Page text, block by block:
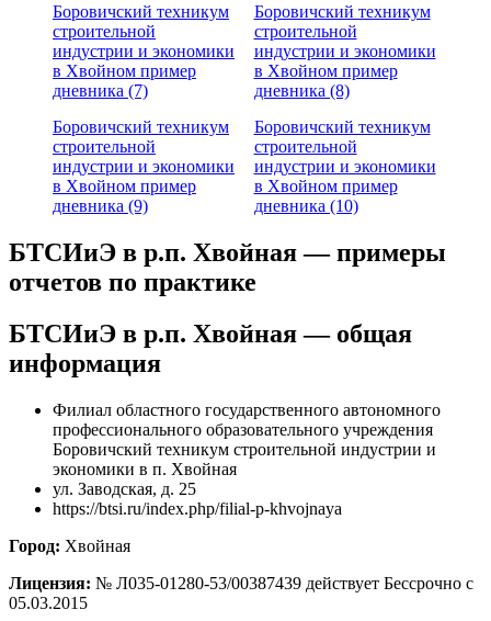
Боровичский техникум
строительной
индустрии и экономики
в Хвойном пример
дневника (7)
Боровичский техникум
строительной
индустрии и экономики
в Хвойном пример
дневника (8)
Боровичский техникум
строительной
индустрии и экономики
в Хвойном пример
дневника (9)
Боровичский техникум
строительной
индустрии и экономики
в Хвойном пример
дневника (10)
БТСИиЭ в р.п. Хвойная — примеры
отчетов по практике
БТСИиЭ в р.п. Хвойная — общая
информация
Филиал областного государственного автономного
профессионального образовательного учреждения
Боровичский техникум строительной индустрии и
экономики в п. Хвойная
ул. Заводская, д. 25
https://btsi.ru/index.php/filial-p-khvojnaya
Город: Хвойная
Лицензия: № Л035-01280-53/00387439 действует Бессрочно с
05.03.2015